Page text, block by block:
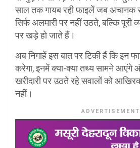
साल तक गायब रही फाइलें जब अचानक
सिर्फ अलमारी पर नहीं उठते, बल्कि पूरी
पर खड़े हो जाते हैं।
अब निगाहें इस बात पर टिकी हैं कि इन
करेगा, इनमें क्या-क्या तथ्य सामने आएंगे
खरीदारी पर उठते रहे सवालों को
नहीं।